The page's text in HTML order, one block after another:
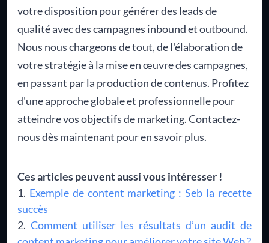
votre disposition pour générer des leads de
qualité avec des campagnes inbound et outbound.
Nous nous chargeons de tout, de l'élaboration de
votre stratégie à la mise en œuvre des campagnes,
en passant par la production de contenus. Profitez
d'une approche globale et professionnelle pour
atteindre vos objectifs de marketing. Contactez-
nous dès maintenant pour en savoir plus.
Ces articles peuvent aussi vous intéresser !
Exemple de content marketing : Seb la recette
succès
Comment utiliser les résultats d’un audit de